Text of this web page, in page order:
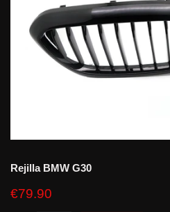
Rejilla BMW G30
€79.90